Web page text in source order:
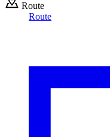
Route
Route